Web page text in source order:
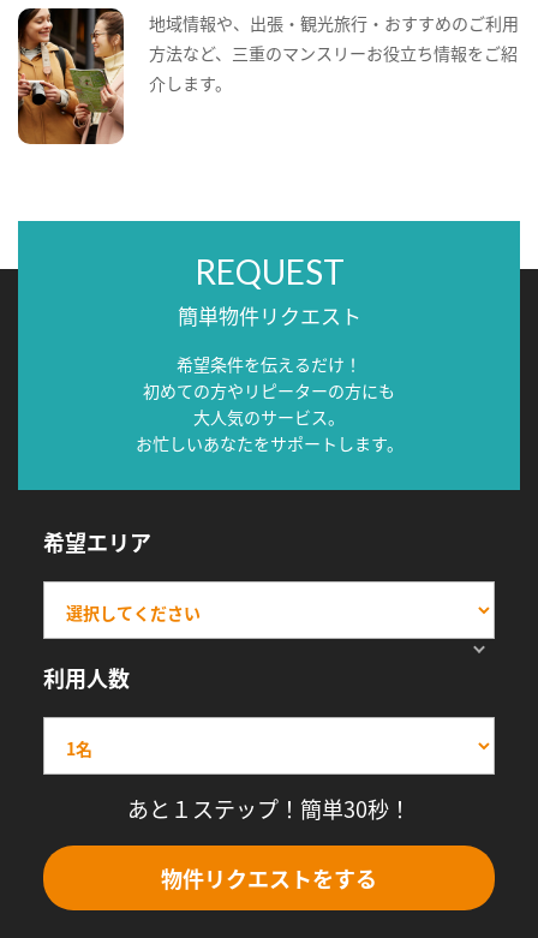
地域情報や、出張・観光旅行・おすすめのご利用
方法など、三重のマンスリーお役立ち情報をご紹
介します。
REQUEST
簡単物件リクエスト
希望条件を伝えるだけ！
初めての方やリピーターの方にも
大人気のサービス。
お忙しいあなたをサポートします。
希望エリア
利用人数
あと１ステップ！簡単30秒！
物件リクエストをする